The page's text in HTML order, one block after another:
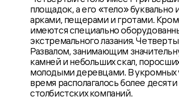
площадок, а его «тело»
арками, пещерами и гротами.
имеются специально
экстремального лазания.
Развалом, занимающим
камней и небольших скал,
молодыми деревцами. В укромных
время располагалось более
столбистских компаний.